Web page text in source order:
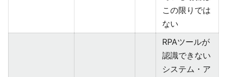
この限りでは
ない
RPAツールが
認識できない
システム・ア